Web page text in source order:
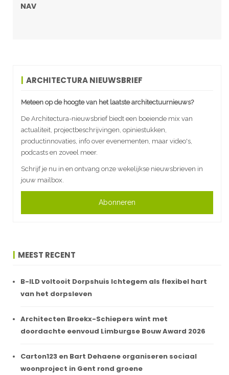
NAV
ARCHITECTURA NIEUWSBRIEF
Meteen op de hoogte van het laatste architectuurnieuws?
De Architectura-nieuwsbrief biedt een boeiende mix van
actualiteit, projectbeschrijvingen, opiniestukken,
productinnovaties, info over evenementen, maar video's,
podcasts en zoveel meer.
Schrijf je nu in en ontvang onze wekelijkse nieuwsbrieven in
jouw mailbox.
Abonneren
MEEST RECENT
B-ILD voltooit Dorpshuis Ichtegem als flexibel hart
van het dorpsleven
Architecten Broekx-Schiepers wint met
doordachte eenvoud Limburgse Bouw Award 2026
Carton123 en Bart Dehaene organiseren sociaal
woonproject in Gent rond groene